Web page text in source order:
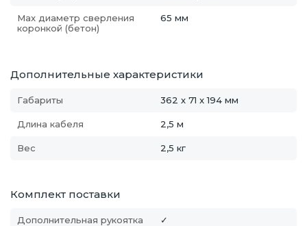
Max диаметр сверления
коронкой (бетон)
65 мм
Дополнительные характеристики
Габариты 362 х 71 x 194 мм
Длина кабеля 2,5 м
Вес 2,5 кг
Комплект поставки
Дополнительная рукоятка ✓